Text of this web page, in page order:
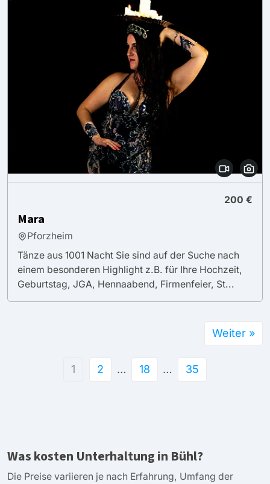
200 €
Mara
Pforzheim
Tänze aus 1001 Nacht Sie sind auf der Suche nach
einem besonderen Highlight z.B. für Ihre Hochzeit,
Geburtstag, JGA, Hennaabend, Firmenfeier, St...
1 2 … 18 … 35
Weiter »
Was kosten Unterhaltung in Bühl?
Die Preise variieren je nach Erfahrung, Umfang der